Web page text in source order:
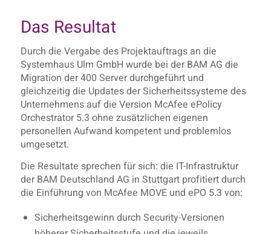
Das Resultat
Durch die Vergabe des Projektauftrags an die
Systemhaus Ulm GmbH wurde bei der BAM AG die
Migration der 400 Server durchgeführt und
gleichzeitig die Updates der Sicherheitssysteme des
Unternehmens auf die Version McAfee ePolicy
Orchestrator 5.3 ohne zusätzlichen eigenen
personellen Aufwand kompetent und problemlos
umgesetzt.
Die Resultate sprechen für sich: die IT-Infrastruktur
der BAM Deutschland AG in Stuttgart profitiert durch
die Einführung von McAfee MOVE und ePO 5.3 von:
Sicherheitsgewinn durch Security-Versionen